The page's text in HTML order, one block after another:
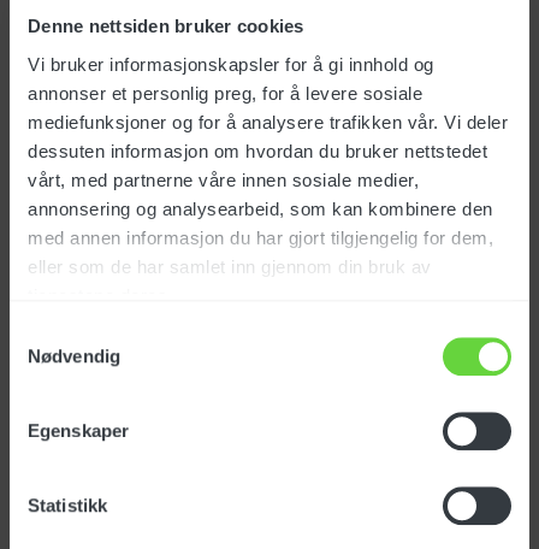
Denne nettsiden bruker cookies
Vi bruker informasjonskapsler for å gi innhold og
annonser et personlig preg, for å levere sosiale
mediefunksjoner og for å analysere trafikken vår. Vi deler
dessuten informasjon om hvordan du bruker nettstedet
vårt, med partnerne våre innen sosiale medier,
annonsering og analysearbeid, som kan kombinere den
med annen informasjon du har gjort tilgjengelig for dem,
eller som de har samlet inn gjennom din bruk av
Nødvendig
Egenskaper
Statistikk
Ved å bruke Boiling Hot water
Technique® har Waterkracht funnet en
metode for å drepe ugress på en
miljøvennlig måte. De energipakkede
kokende vanndråpene treffer ugresset
ved et nøye valgt trykk. I øyeblikket de
treffer eksploderer de kokende
vanndråpene og energien gjør vannet til
damp, som også er kjent som en termisk
øyeblikkelig og sprekker. Ugresset dør og
blåser bort etter noen dager.
Les mer